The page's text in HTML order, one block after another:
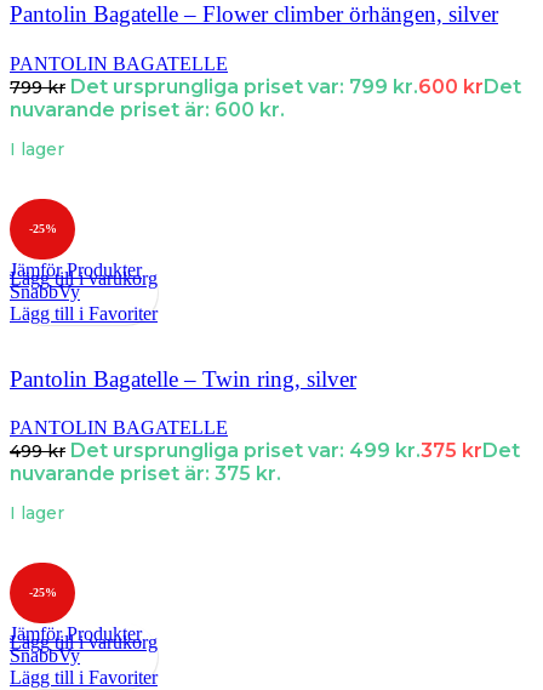
Pantolin Bagatelle – Flower climber örhängen, silver
PANTOLIN BAGATELLE
799kr Det ursprungliga priset var: 799 kr.600 krDet
nuvarande priset är: 600 kr.
I lager
-25%
Jämför Produkter
SnabbVy
Lägg till i Favoriter
Lägg till i varukorg
Pantolin Bagatelle – Twin ring, silver
PANTOLIN BAGATELLE
499kr Det ursprungliga priset var: 499 kr.375 kr Det
nuvarande priset är: 375 kr.
I lager
-25%
Jämför Produkter
SnabbVy
Lägg till i Favoriter
Lägg till i varukorg